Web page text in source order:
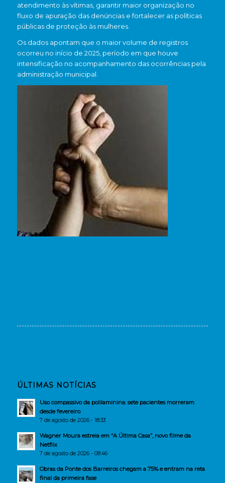
atendimento às vítimas, garantir maior organização no
fluxo de apuração das denúncias e fortalecer as políticas
públicas de proteção às mulheres.
Os dados apontam que o maior volume de registros
ocorreu no início de 2025, período em que houve
intensificação no acompanhamento das ocorrências pela
administração municipal.
ÚLTIMAS NOTÍCIAS
Uso compassivo da polilaminina: sete pacientes morreram
desde fevereiro
7 de agosto de 2026 - 18:33
Wagner Moura estreia em “A Última Casa”, novo filme da
Netflix
7 de agosto de 2026 - 08:46
Obras da Ponte dos Barreiros chegam a 75% e entram na reta
final da primeira fase